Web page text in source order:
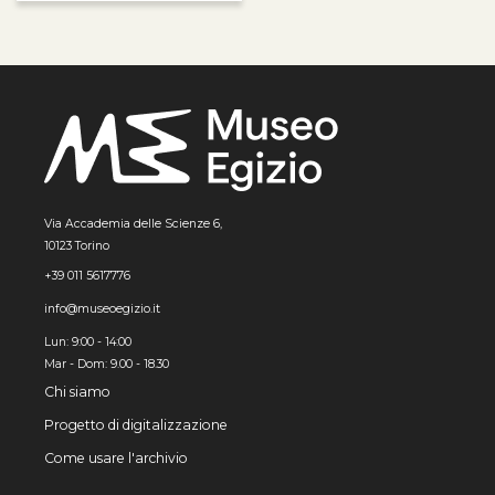
Via Accademia delle Scienze 6,
10123 Torino
+39 011 5617776
info@museoegizio.it
Lun: 9:00 - 14:00
Mar - Dom: 9.00 - 18.30
Chi siamo
Progetto di digitalizzazione
Come usare l'archivio